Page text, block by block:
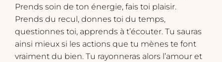
Prends soin de ton énergie, fais toi plaisir.
Prends du recul, donnes toi du temps,
questionnes toi, apprends à t’écouter. Tu sauras
ainsi mieux si les actions que tu mènes te font
vraiment du bien. Tu rayonneras alors l’amour et